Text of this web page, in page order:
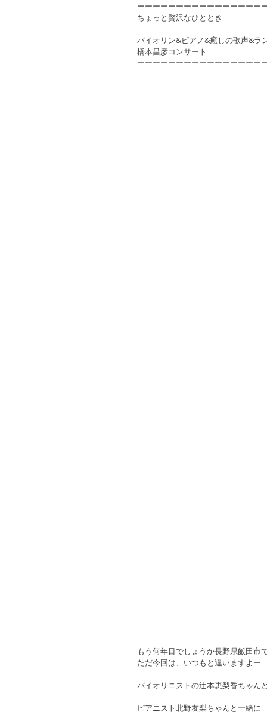
ーーーーーーーーーーーーーーーー
ちょっと贅沢なひととき
バイオリン&ピアノ&癒しの歌声&ラ
橋本昌彦コンサート
ーーーーーーーーーーーーーーーー
もう何年目でしょうか長野県飯田市
ただ今回は、いつもと違いますよー
バイオリニストの辻本恵梨香ちゃんと
ピアニスト北野友梨ちゃんと一緒に